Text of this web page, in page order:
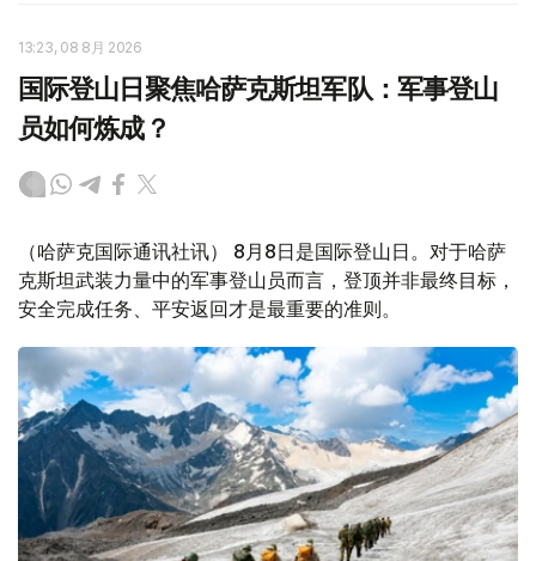
13:23, 08 8月 2026
国际登山日聚焦哈萨克斯坦军队：军事登山
员如何炼成？
（哈萨克国际通讯社讯） 8月8日是国际登山日。对于哈萨
克斯坦武装力量中的军事登山员而言，登顶并非最终目标，
安全完成任务、平安返回才是最重要的准则。